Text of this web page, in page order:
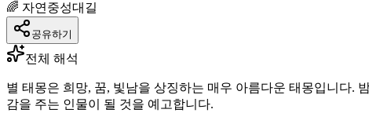
🌈 자연 중성대길
공유하기
전체 해석
별 태몽은 희망, 꿈, 빛남을 상징하는 매우 아름다운 태몽입니다.
감을 주는 인물이 될 것을 예고합니다.